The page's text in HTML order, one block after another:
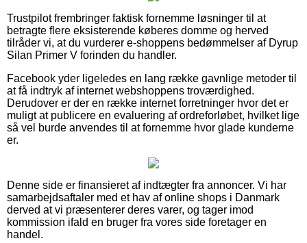
Trustpilot frembringer faktisk fornemme løsninger til at
betragte flere eksisterende køberes domme og herved
tilråder vi, at du vurderer e-shoppens bedømmelser af Dyrup
Silan Primer V forinden du handler.
Facebook yder ligeledes en lang række gavnlige metoder til
at få indtryk af internet webshoppens troværdighed.
Derudover er der en række internet forretninger hvor det er
muligt at publicere en evaluering af ordreforløbet, hvilket lige
så vel burde anvendes til at fornemme hvor glade kunderne
er.
Denne side er finansieret af indtægter fra annoncer. Vi har
samarbejdsaftaler med et hav af online shops i Danmark
derved at vi præsenterer deres varer, og tager imod
kommission ifald en bruger fra vores side foretager en
handel.